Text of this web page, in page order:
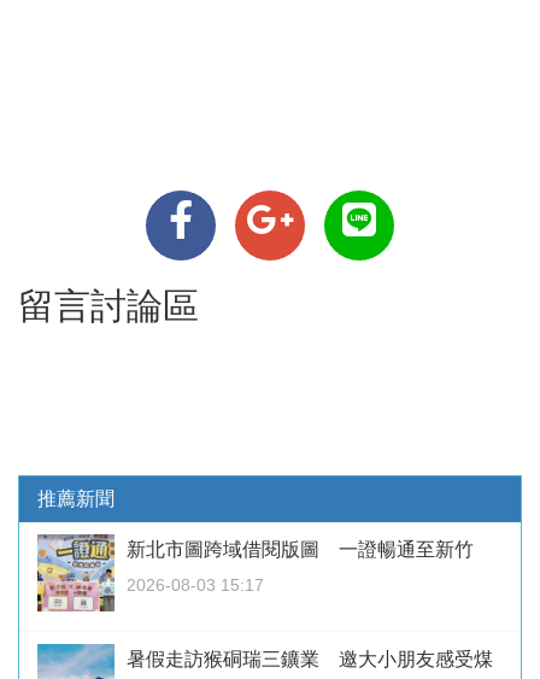
留言討論區
推薦新聞
新北市圖跨域借閱版圖 一證暢通至新竹
2026-08-03 15:17
暑假走訪猴硐瑞三鑛業 邀大小朋友感受煤